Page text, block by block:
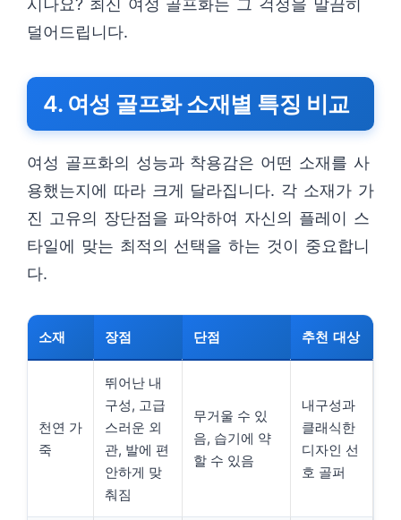
시나요? 최신 여성 골프화는 그 걱정을 말끔히
덜어드립니다.
4. 여성 골프화 소재별 특징 비교
여성 골프화의 성능과 착용감은 어떤 소재를 사
용했는지에 따라 크게 달라집니다. 각 소재가 가
진 고유의 장단점을 파악하여 자신의 플레이 스
타일에 맞는 최적의 선택을 하는 것이 중요합니
다.
소재 장점 단점 추천 대상
천연 가
죽
뛰어난 내
구성, 고급
스러운 외
관, 발에 편
안하게 맞
춰짐
무거울 수 있
음, 습기에 약
할 수 있음
내구성과
클래식한
디자인 선
호 골퍼